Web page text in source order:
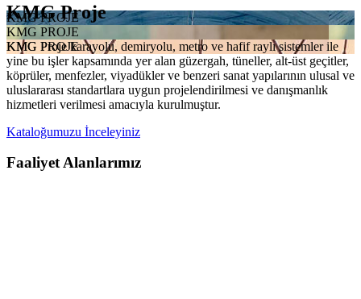
KMG PROJE
KMG PROJE
KMG PROJE
KMG Proje
KMG Proje karayolu, demiryolu, metro ve hafif raylı sistemler ile
yine bu işler kapsamında yer alan güzergah, tüneller, alt-üst geçitler,
köprüler, menfezler, viyadükler ve benzeri sanat yapılarının ulusal ve
uluslararası standartlara uygun projelendirilmesi ve danışmanlık
hizmetleri verilmesi amacıyla kurulmuştur.
Kataloğumuzu İnceleyiniz
Faaliyet Alanlarımız